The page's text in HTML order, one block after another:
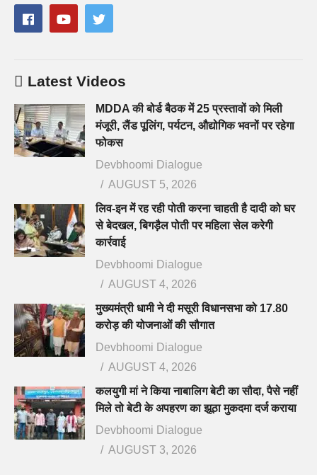
Latest Videos
MDDA की बोर्ड बैठक में 25 प्रस्तावों को मिली
मंजूरी, लैंड पूलिंग, पर्यटन, औद्योगिक भवनों पर रहेगा
फोकस
Devbhoomi Dialogue
AUGUST 5, 2026
लिव-इन में रह रही पोती करना चाहती है दादी को घर
से बेदखल, बिगड़ैल पोती पर महिला सेल करेगी
कार्रवाई
Devbhoomi Dialogue
AUGUST 4, 2026
मुख्यमंत्री धामी ने दी मसूरी विधानसभा को 17.80
करोड़ की योजनाओं की सौगात
Devbhoomi Dialogue
AUGUST 4, 2026
कलयुगी मां ने किया नाबालिग बेटी का सौदा, पैसे नहीं
मिले तो बेटी के अपहरण का झूठा मुकदमा दर्ज कराया
Devbhoomi Dialogue
AUGUST 3, 2026